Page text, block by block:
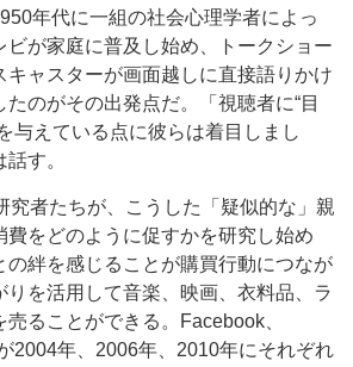
年代に一組の社会心理学者によっ
ビが家庭に普及し始め、トークショー
キャスターが画面越しに直接語りかけ
のがその出発点だ。「視聴者に“目
与えている点に彼らは着目しまし
す。
者たちが、こうした「疑似的な」親
費をどのように促すかを研究し始め
の絆を感じることが購買行動につなが
りを活用して音楽、映画、衣料品、ラ
ることができる。Facebook、
2004年、2006年、2010年にそれぞれ